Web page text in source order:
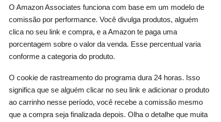
O Amazon Associates funciona com base em um modelo de
comissão por performance. Você divulga produtos, alguém
clica no seu link e compra, e a Amazon te paga uma
porcentagem sobre o valor da venda. Esse percentual varia
conforme a categoria do produto.
O cookie de rastreamento do programa dura 24 horas. Isso
significa que se alguém clicar no seu link e adicionar o produto
ao carrinho nesse período, você recebe a comissão mesmo
que a compra seja finalizada depois. Olha o detalhe que muita